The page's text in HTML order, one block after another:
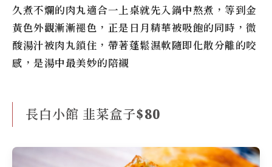
久煮不爛的肉丸適合一上桌就先入鍋中熬煮，等到金
黃色外觀漸漸褪色，正是日月精華被吸飽的同時，微
酸湯汁被肉丸鎖住，帶著蓬鬆濕軟隨即化散分離的咬
感，是湯中最美妙的陪襯
長白小館 韭菜盒子$80